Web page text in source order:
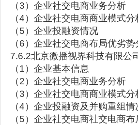
（3）企业社交电商业务分析
（4）企业社交电商商业模式分
（5）企业投融资情况
（6）企业社交电商布局优劣势
7.6.2北京微播视界科技有限
（1）企业基本信息
（2）企业社交电商业务分析
（3）企业社交电商商业模式分
（4）企业投融资及并购重组情
（5）企业社交电商社交电商